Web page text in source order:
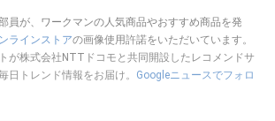
員が、ワークマンの人気商品やおすすめ商品を発
ラインストアの画像使用許諾をいただいています。
が株式会社NTTドコモと共同開設したレコメンドサ
日トレンド情報をお届け。 Googleニュースでフォロ